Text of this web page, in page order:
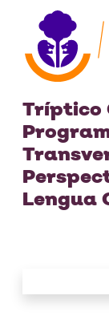
Tríptico
Lengua